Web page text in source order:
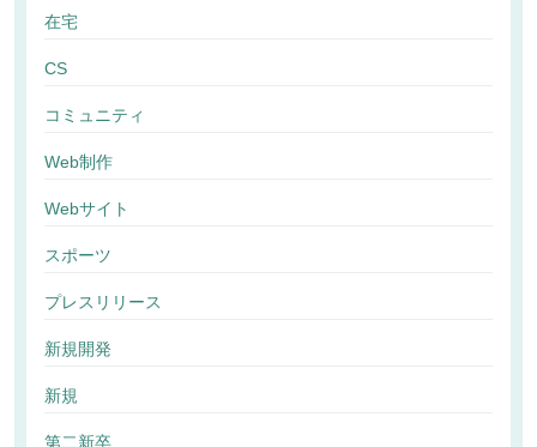
在宅
CS
コミュニティ
Web制作
Webサイト
スポーツ
プレスリリース
新規開発
新規
第二新卒